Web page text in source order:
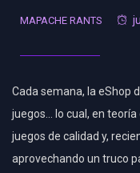
MAPACHE RANTS
Cada semana, la eShop
juegos… lo cual, en
juegos de calidad y,
aprovechando un truco